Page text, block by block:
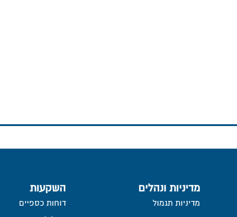
מדיניות ונהלים
מדיניות תגמול
השקעות
דוחות כספיים